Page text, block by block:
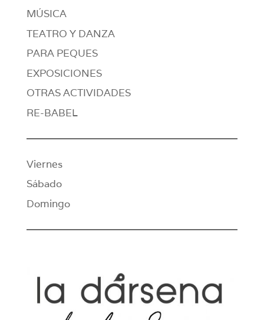
MÚSICA
TEATRO Y DANZA
PARA PEQUES
EXPOSICIONES
OTRAS ACTIVIDADES
RE-BABEL
Viernes
Sábado
Domingo